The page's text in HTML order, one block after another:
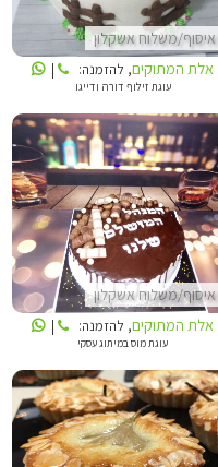
איסוף/משלוח אשקלון
אלת המתוקים, להזמנה: |
עוגת זילוף דורה ודייגו
איסוף/משלוח אשקלון
אלת המתוקים
אלת המתוקים, להזמנה: |
עוגת מוס במיתוג עסקי
אלת המתוקים